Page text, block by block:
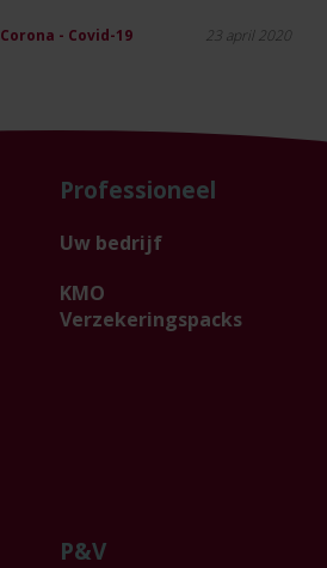
Corona - Covid-19 23 april 2020
Professioneel
Uw bedrijf
KMO
Verzekeringspacks
P&V